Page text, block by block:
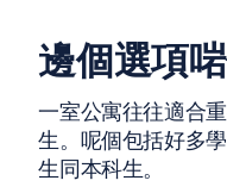
邊個選項
一室公寓往往適合
生。呢個包括好多
生同本科生。